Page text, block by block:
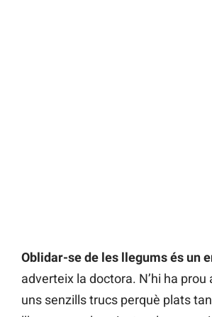
Oblidar-se de les llegums és un
adverteix la doctora. N’hi ha
uns senzills trucs perquè plats